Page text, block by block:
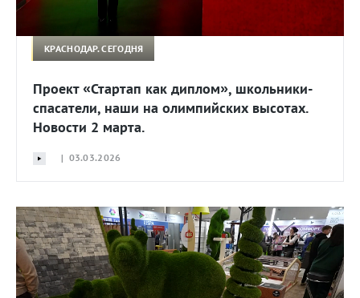
КРАСНОДАР. СЕГОДНЯ
Проект «Стартап как диплом», школьники-
спасатели, наши на олимпийских высотах.
Новости 2 марта.
| 03.03.2026